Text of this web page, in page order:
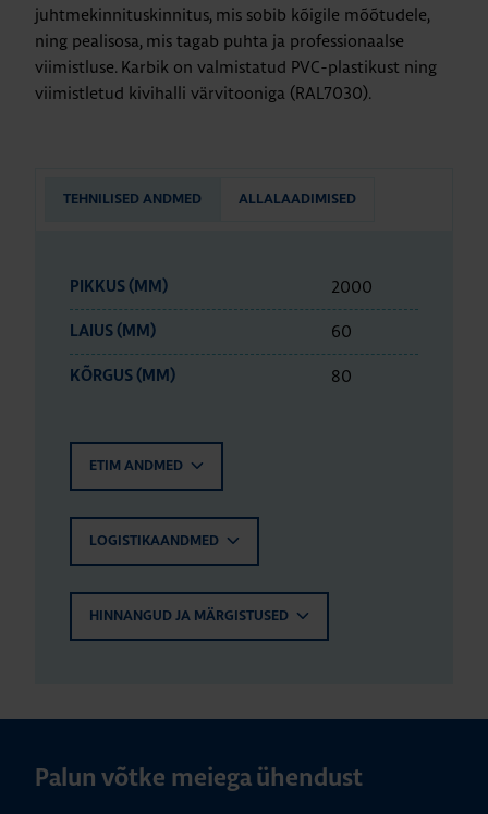
juhtmekinnituskinnitus, mis sobib kõigile mõõtudele,
ning pealisosa, mis tagab puhta ja professionaalse
viimistluse. Karbik on valmistatud PVC-plastikust ning
viimistletud kivihalli värvitooniga (RAL7030).
TEHNILISED ANDMED ALLALAADIMISED
PIKKUS (MM) 2000
LAIUS (MM) 60
KÕRGUS (MM) 80
ETIM ANDMED
LOGISTIKAANDMED
HINNANGUD JA MÄRGISTUSED
Palun võtke meiega ühendust